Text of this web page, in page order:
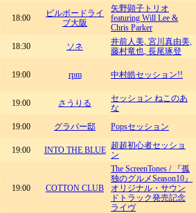
18:00
ビルボードライ
ブ大阪
矢野顕子トリオ
featuring Will Lee &
Chris Parker
18:30 ソネ
井前人美, 宮川真由美,
藤村竜也, 長尾琢登
19:00 rpm 中村皓セッション!!
19:00
さうりる
セッション ねこのあ
な
19:00 グラバー邸 Popsセッション
19:00
INTO THE BLUE
超超初心者セッショ
ン
19:00 COTTON CLUB
The ScreenTones / 『孤
独のグルメSeason10』
オリジナル・サウン
ドトラック発売記念
ライヴ